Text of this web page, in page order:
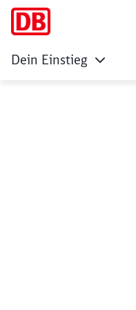
Dein Einstieg